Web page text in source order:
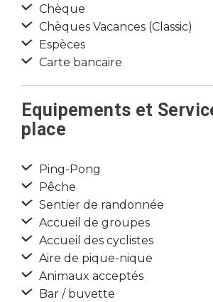
Chèque
Chèques Vacances (Classic)
Espèces
Carte bancaire
Equipements et
place
Ping-Pong
Pêche
Sentier de randonnée
Accueil de groupes
Accueil des cyclistes
Aire de pique-nique
Animaux acceptés
Bar / buvette